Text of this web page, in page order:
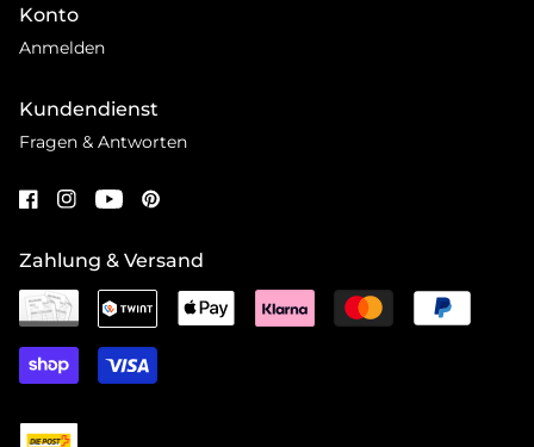
Konto
Anmelden
Kundendienst
Fragen & Antworten
Zahlung & Versand